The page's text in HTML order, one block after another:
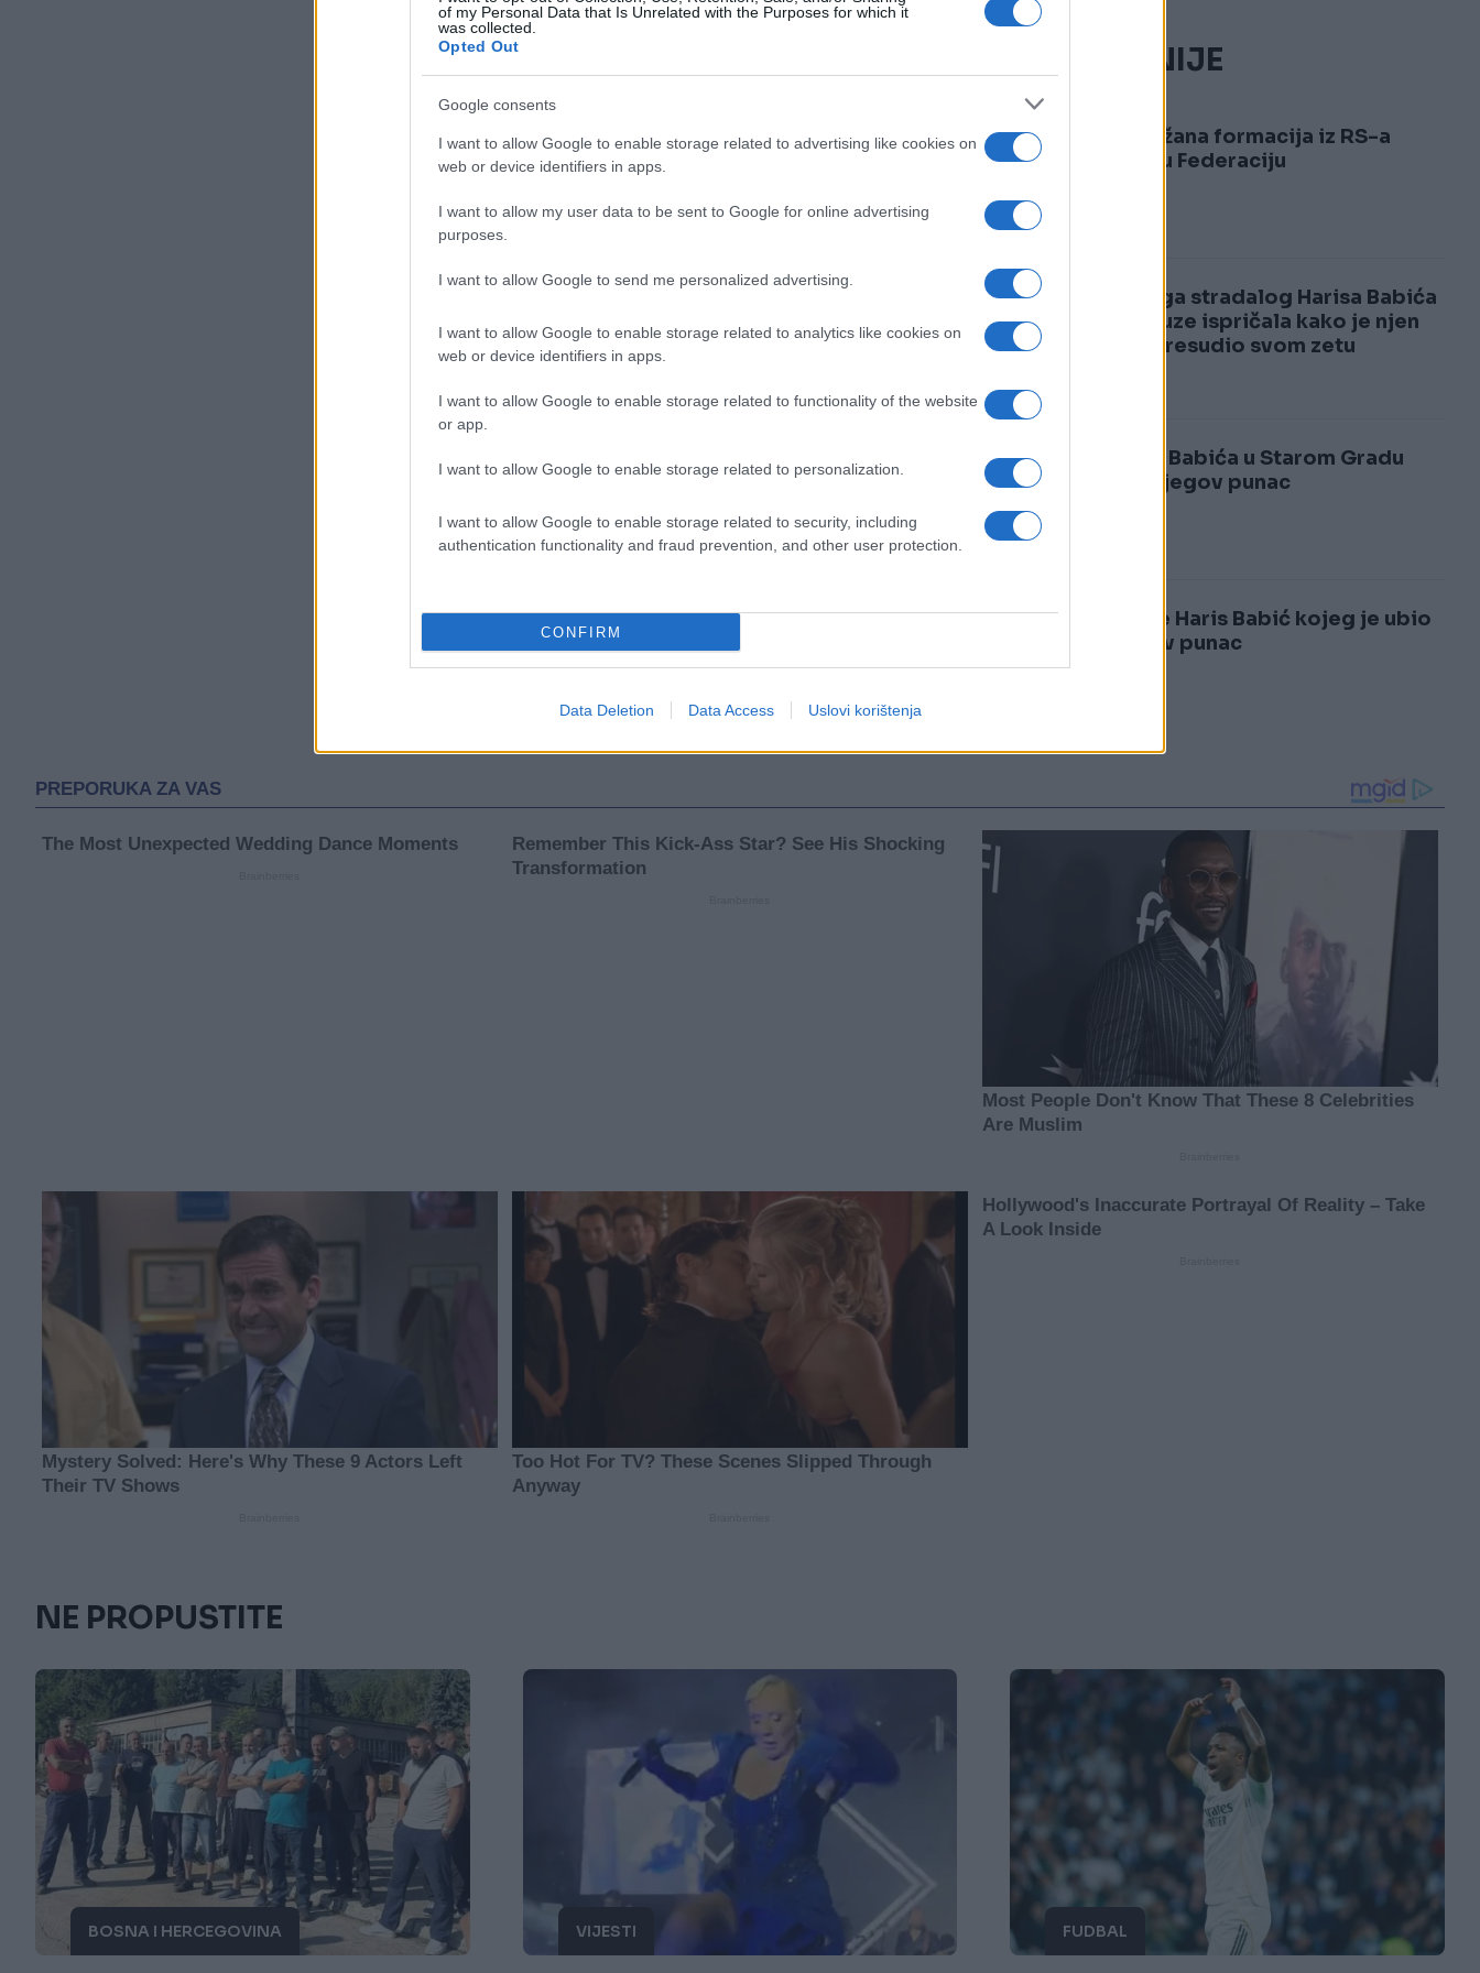
of my Personal Data that Is Unrelated with the Purposes for which it
was collected.
Opted Out
Google consents
I want to allow Google to enable storage related to advertising like cookies on
web or device identifiers in apps.
I want to allow my user data to be sent to Google for online advertising
purposes.
I want to allow Google to send me personalized advertising.
I want to allow Google to enable storage related to analytics like cookies on
web or device identifiers in apps.
I want to allow Google to enable storage related to functionality of the website
or app.
I want to allow Google to enable storage related to personalization.
I want to allow Google to enable storage related to security, including
authentication functionality and fraud prevention, and other user protection.
CONFIRM
Data Deletion Data Access Uslovi korištenja
NAJČITANIJE
1
Naoružana formacija iz RS-a
upala u Federaciju
2
Supruga stradalog Harisa Babića
kroz suze ispričala kako je njen
otac presudio svom zetu
3
Harisa Babića u Starom Gradu
ubio njegov punac
4
Ovo je Haris Babić kojeg je ubio
njegov punac
NE PROPUSTITE
BOSNA I HERCEGOVINA VIJESTI FUDBAL